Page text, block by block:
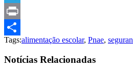
Telegram
Print
Compartilhar
Tags:alimentação escolar, Pnae,
Notícias Relacionadas